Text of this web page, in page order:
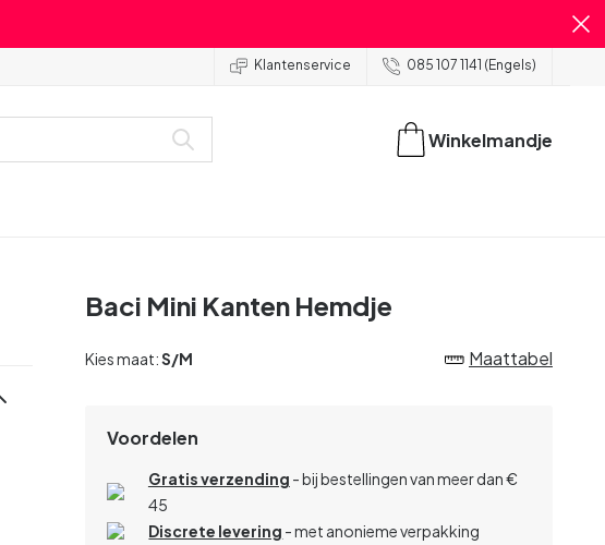
Klantenservice 085 107 1141 (Engels)
Winkelmandje
Baci Mini Kanten Hemdje
Kies maat:S/M Maattabel
Voordelen
Gratis verzending - bij bestellingen van meer dan €
45
Discrete levering - met anonieme verpakking